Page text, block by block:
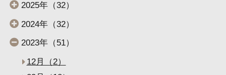
2025年（32）
2024年（32）
2023年（51）
12月（2）